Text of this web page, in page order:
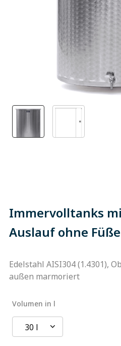
Immervolltanks
Auslauf ohne Füße
Edelstahl AISI304 (1.4301),
außen marmoriert
Volumen in l
30 l